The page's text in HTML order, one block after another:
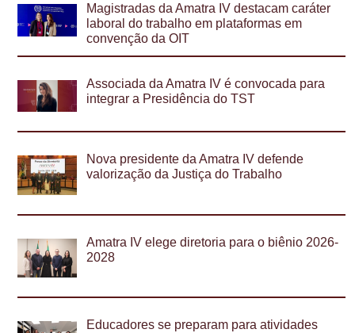
Magistradas da Amatra IV destacam caráter
laboral do trabalho em plataformas em
convenção da OIT
Associada da Amatra IV é convocada para
integrar a Presidência do TST
Nova presidente da Amatra IV defende
valorização da Justiça do Trabalho
Amatra IV elege diretoria para o biênio 2026-
2028
Educadores se preparam para atividades